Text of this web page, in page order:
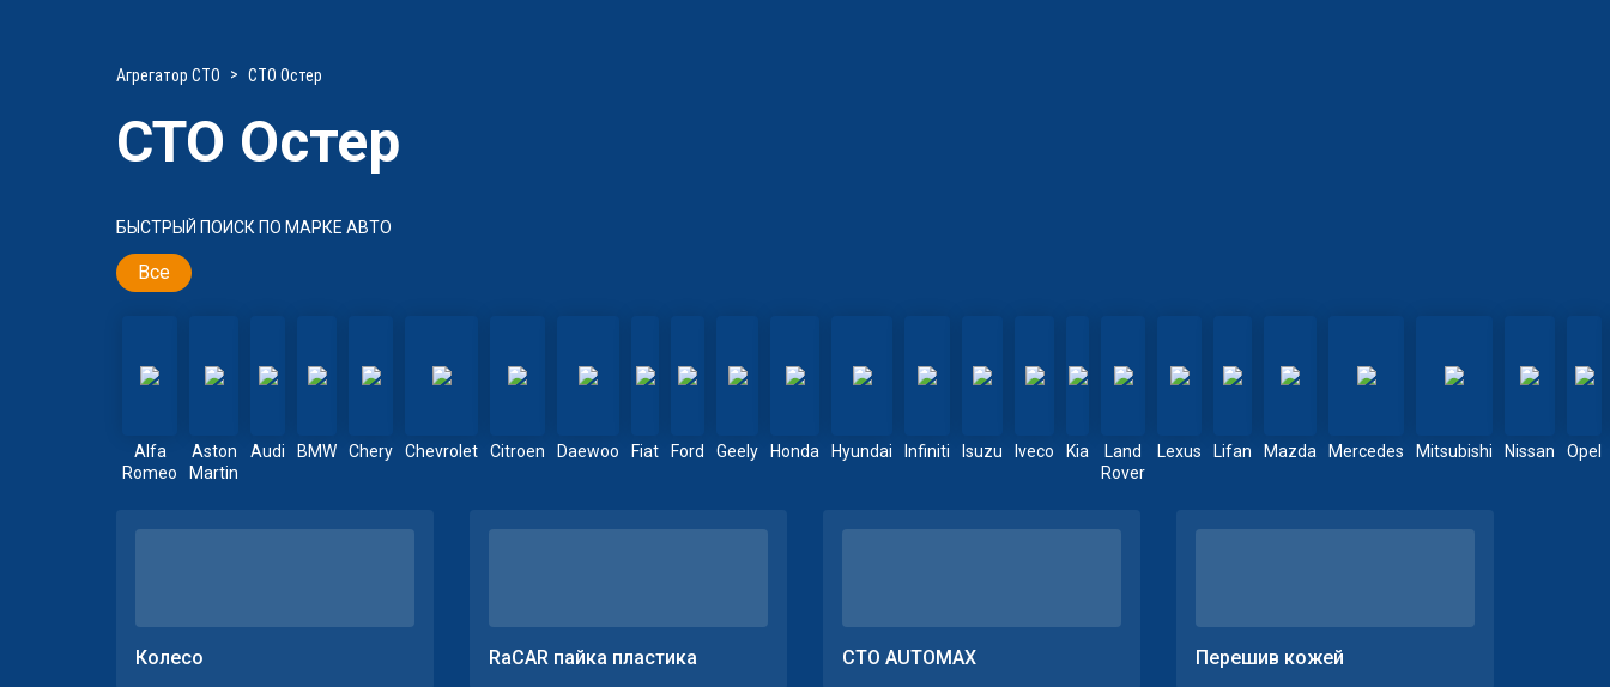
Агрегатор СТО СТО Остер
СТО Остер
БЫСТРЫЙ ПОИСК ПО МАРКЕ АВТО
Все
Alfa
Romeo
Aston
Martin
Audi BMW Chery Chevrolet Citroen Daewoo Fiat Ford Geely Honda Hyundai Infiniti Isuzu Iveco Kia
Land
Rover
Lexus Lifan Mazda Mercedes Mitsubishi Nissan Opel
Колесо RaCAR пайка пластика СТО AUTOMAX Перешив кожей